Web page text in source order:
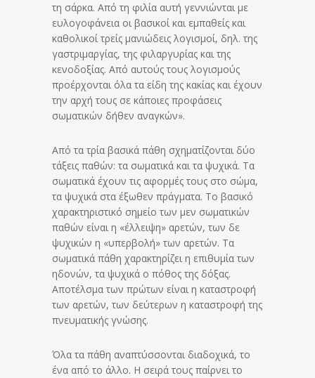
τη σάρκα. Από τη φιλία αυτή γεννιώνται με
ευλογοφάνεια οι βασικοί και εμπαθείς και
καθολικοί τρείς μανιώδεις λογισμοί, δηλ. της
γαστριμαργίας, της φιλαργυρίας και της
κενοδοξίας. Από αυτούς τους λογισμούς
προέρχονται όλα τα είδη της κακίας και έχουν
την αρχή τους σε κάποιες προφάσεις
σωματικών δήθεν αναγκών».
Από τα τρία βασικά πάθη σχηματίζονται δύο
τάξεις παθών: τα σωματικά και τα ψυχικά. Τα
σωματικά έχουν τις αφορμές τους στο σώμα,
τα ψυχικά στα έξωθεν πράγματα. Το βασικό
χαρακτηριστικό σημείο των μεν σωματικών
παθών είναι η «έλλειψη» αρετών, των δε
ψυχικών η «υπερβολή» των αρετών. Τα
σωματικά πάθη χαρακτηρίζει η επιθυμία των
ηδονών, τα ψυχικά ο πόθος της δόξας.
Αποτέλσμα των πρώτων είναι η καταστροφή
των αρετών, των δεύτερων η καταστροφή της
πνευματικής γνώσης.
Όλα τα πάθη αναπτύσσονται διαδοχικά, το
ένα από το άλλο. Η σειρά τους παίρνει το